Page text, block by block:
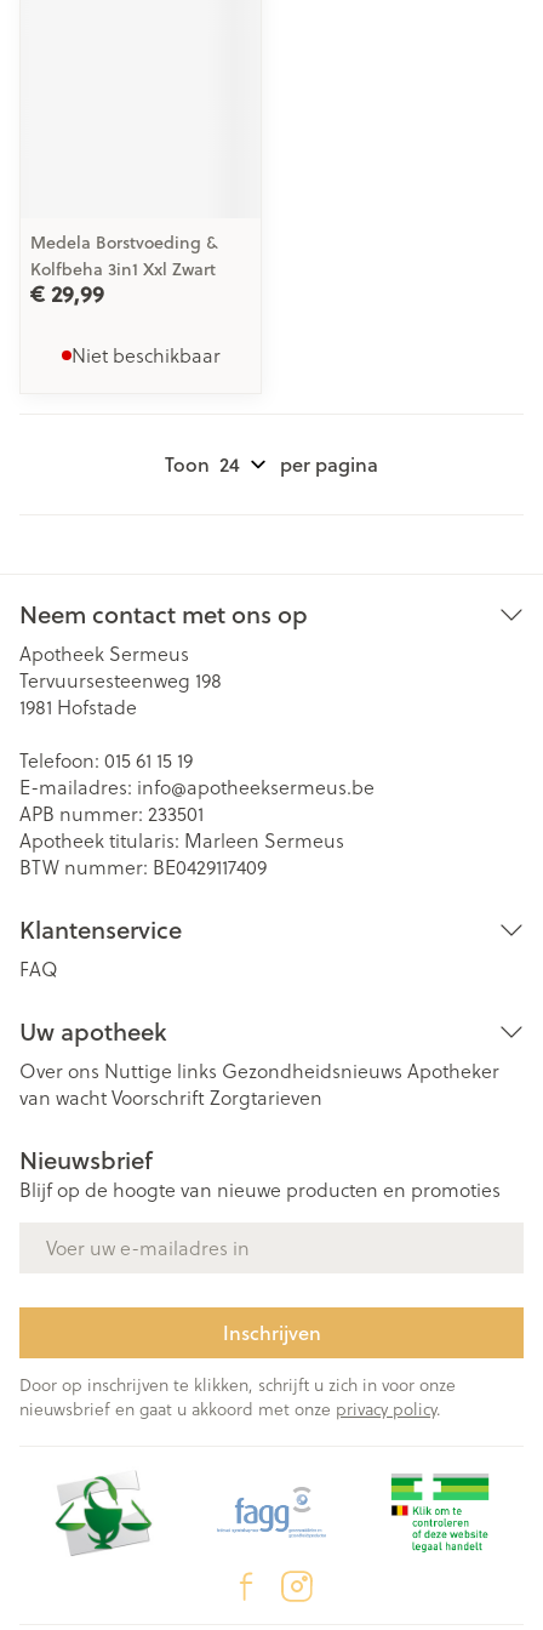
Medela Borstvoeding &
Kolfbeha 3in1 Xxl Zwart
€ 29,99
Niet beschikbaar
Toon per pagina
Neem contact met ons op
Apotheek Sermeus
Tervuursesteenweg 198
1981 Hofstade
Telefoon: 015 61 15 19
E-mailadres: info@apotheeksermeus.be
APB nummer: 233501
Apotheek titularis: Marleen Sermeus
BTW nummer: BE0429117409
Klantenservice
FAQ
Uw apotheek
Over ons Nuttige links Gezondheidsnieuws Apotheker
van wachtVoorschriftZorgtarieven
Nieuwsbrief
Blijf op de hoogte van nieuwe producten en promoties
Inschrijven
Door op inschrijven te klikken, schrijft u zich in voor onze
nieuwsbrief en gaat u akkoord met onze privacy policy.